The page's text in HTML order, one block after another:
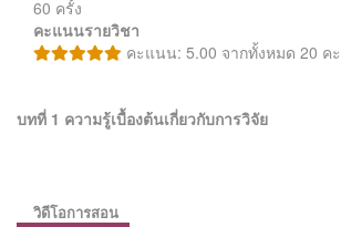
60 ครั้ง
คะแนนรายวิชา
คะแนน: 5.00 จากทั้งหมด 20 ค
บทที่ 1 ความรู้เบื้องต้นเกี่ยวกับการวิจัย
วิดีโอการสอน